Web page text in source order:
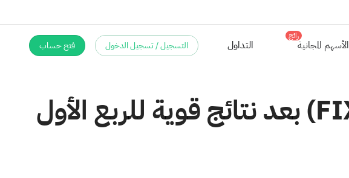
الأسهم المجانية
رائج
التداول التسجيل / تسجيل الدخول فتح حساب
تقييم شركة كومفورت سيستمز يو إس إيه (FIX) بعد نتائج قوية للربع الأول